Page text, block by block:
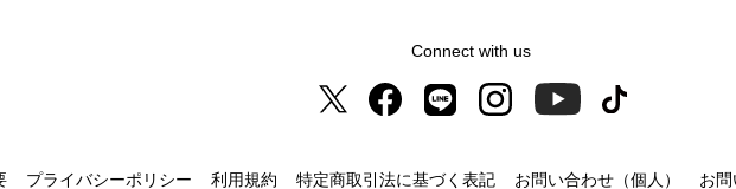
Connect with us
プライバシーポリシー 利用規約 特定商取引法に基づく表記 お問い合わせ（個人） お